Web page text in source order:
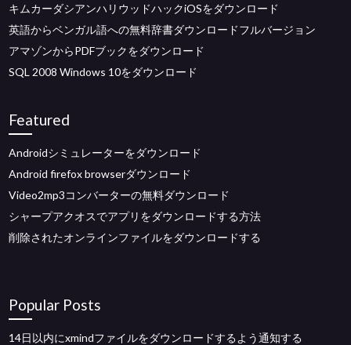
キムカーダシアンハリウッドハックiOSをダウンロード
英語からベンガル語への無料辞書ダウンロードフルバージョン
アマゾンからPDFブックをダウンロード
SQL 2008 Windows 10をダウンロード
Featured
Androidシミュレーターをダウンロード
Android firefox browserダウンロード
Video2mp3コンバーターの無料ダウンロード
シャープアクオスでアプリをダウンロードする方法
削除されたオンラインファイルをダウンロードする
Popular Posts
14日以内にxmindファイルをダウンロードするよう通知する